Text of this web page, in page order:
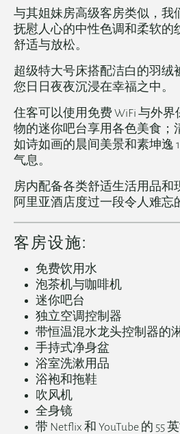
与其姐妹房高级客房类似，我
抚慰人心的中性色调和柔软的
舒适与放松。
超级特大号床搭配洁白的羽绒
您日日夜夜沉浸在幸福之中。
住客可以使用免费 WiFi 与外
物的迷你吧台享用各色美食；
如诗如画的晨间美景和素坤逸
气息。
房内配备各类舒适生活用品和
阿里亚酒店度过一段令人难忘
客房设施:
免费饮用水
泡茶机与咖啡机
迷你吧台
独立空调控制器
带恒温混水龙头控制器的
手持式净身盆
浴室洗漱用品
浴袍和拖鞋
吹风机
全身镜
带 Netflix 和 YouTube 的 55